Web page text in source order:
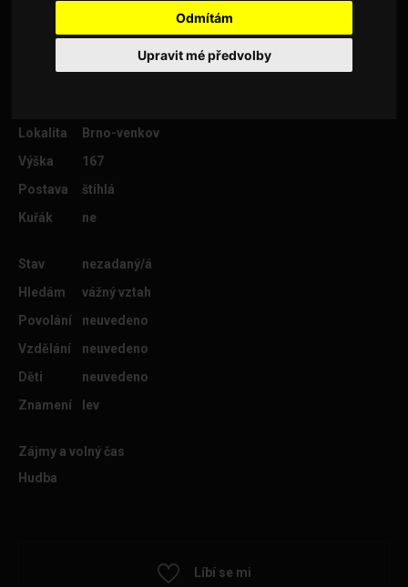
Odmítám
Upravit mé předvolby
nekurak.Viac info na tel.704085909
Lokalita
Brno-venkov
Výška
167
Postava
štíhlá
Kuřák
ne
Stav
nezadaný/á
Hledám
vážný vztah
Povolání
neuvedeno
Vzdělání
neuvedeno
Děti
neuvedeno
Znamení
lev
Zájmy a volný čas
Hudba
Líbí se mi